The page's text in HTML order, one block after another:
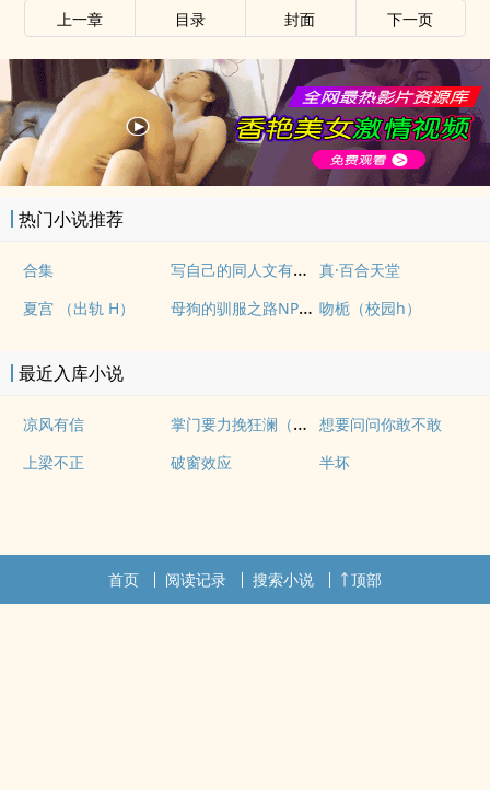
上一章 目录 封面 下一页
热门小说推荐
合集 写自己的同人文有什么问题！（NP）
真·百合天堂
夏宫 （出轨 H）
母狗的驯服之路NP（强制爱） 吻栀（校园h）
最近入库小说
凉风有信 掌门要力挽狂澜（重生NPH)
想要问问你敢不敢
上梁不正
破窗效应 半坏
首页 阅读记录 搜索小说 顶部